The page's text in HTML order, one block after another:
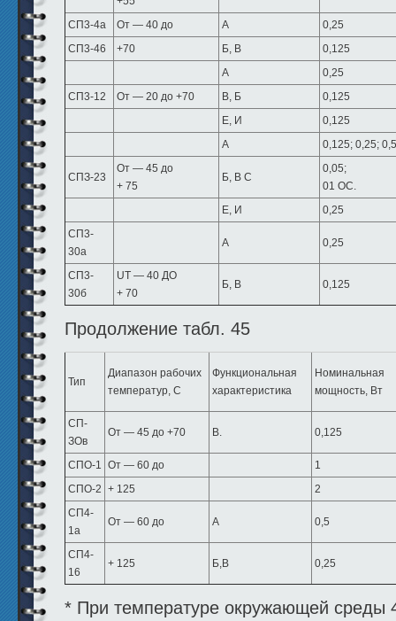
СП3-4а
От — 40 до А
0,25
СП3-46
+70 Б, В
0,125
А
0,25
СП3-12
От — 20 до +70 В, Б
0,125
Е, И
0,125
А
0,125; 0,25; 0,5
СПЗ-23
От — 45 до
+ 75
Б, В С
0,05;
01 ОС.
Е, И
0,25
СП3-
30а
А 0,25
СП3-
30б
UT — 40 ДО
+ 70
Б, В 0,125
Продолжение табл. 45
Тип
Диапазон рабочих
температур, С
Функциональная
характеристика
Номи­нальная
мощность, Вт
СП-
ЗОв
От — 45 до +70 В. 0,125
СПО-1 От — 60 до
1
СПО-2 + 125
2
СП4-
1а
От — 60 до А 0,5
СП4-
16
+ 125 Б,В 0,25
* При температуре окружающей среды